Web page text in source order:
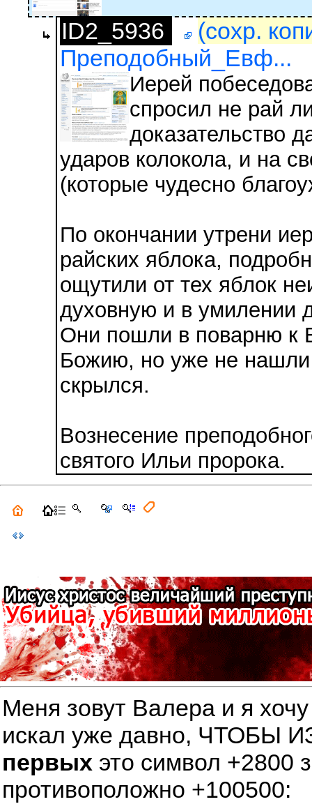
ID2_5936
(сохр.
Преподобный_Евф...
Иерей
спросил не рай
доказательство
ударов колокола, и на
(которые чудесно
По окончании утрени
райских яблока,
ощутили от тех яблок
духовную и в умилении
Они пошли в поварню к
Божию, но уже не нашли
скрылся.
Вознесение
святого Ильи пророка.
Меня зовут Валера и я
искал уже давно,
первых это символ +2800
противоположно +100500: